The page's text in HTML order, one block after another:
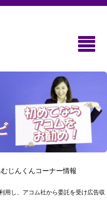
じんくんコーナー情報
用し、アコム社から委託を受け広告収